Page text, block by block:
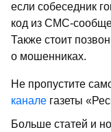
если собеседник
код из СМС-
Также стоит
о мошенниках.
Не пропустите
канале газеты
Больше статей и